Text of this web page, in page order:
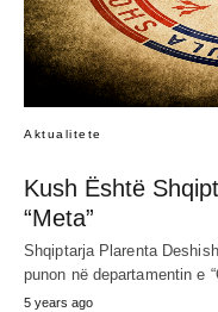
Aktualitete
Kush Është
“Meta”
Shqiptarja Plarenta
punon në departamentin e
5 years ago